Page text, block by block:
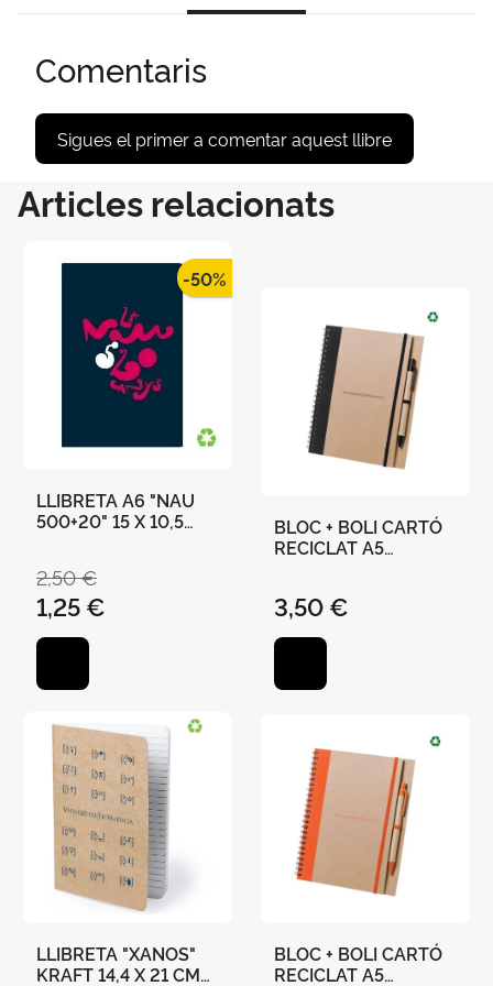
Comentaris
Sigues el primer a comentar aquest llibre
Articles relacionats
-50%
LLIBRETA A6 "NAU
500+20" 15 X 10,5
2,50 €
1,25 €
BLOC + BOLI CARTÓ
RECICLAT A5
CM - NEGRE
3,50 €
LLIBRETA "XANOS"
KRAFT 14,4 X 21 CM
BLOC + BOLI CARTÓ
RECICLAT A5